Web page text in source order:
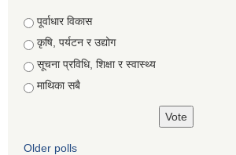
Choices
पूर्वाधार विकास
कृषि, पर्यटन र उद्योग
सूचना प्रविधि, शिक्षा र स्वास्थ्य
माथिका सबै
Older polls